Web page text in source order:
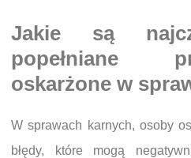
Jakie są
popełniane
oskarżone w
W sprawach karnych, osoby
błędy, które mogą